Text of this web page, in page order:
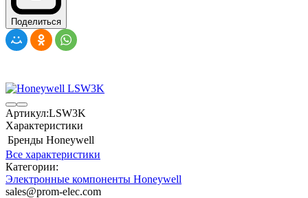
Поделиться
Артикул:LSW3K
Характеристики
Бренды Honeywell
Все характеристики
Категории:
Электронные компоненты Honeywell
sales@prom-elec.com